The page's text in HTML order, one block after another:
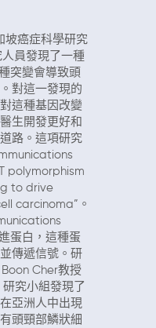
坡癌症科學研究
員發現了一種
突變會導致頭
對這一發現的
這種基因改變
生開發更好和
路。這項研究
polymorphism
to drive
carcinoma”。
蛋白，這種蛋
傳遞信號。研
Cher教授
究小組發現了
亞洲人中出現
頭頸部鱗狀細